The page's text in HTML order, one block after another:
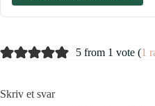
5 from 1 vote (1
Skriv et svar